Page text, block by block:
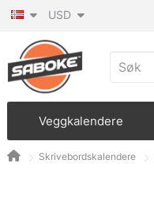
USD
Veggkalendere
Skrivebordskalendere